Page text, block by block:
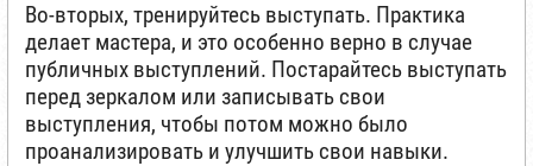
Во-вторых, тренируйтесь выступать. Практика
делает мастера, и это особенно верно в случае
публичных выступлений. Постарайтесь выступать
перед зеркалом или записывать свои
выступления, чтобы потом можно было
проанализировать и улучшить свои навыки.